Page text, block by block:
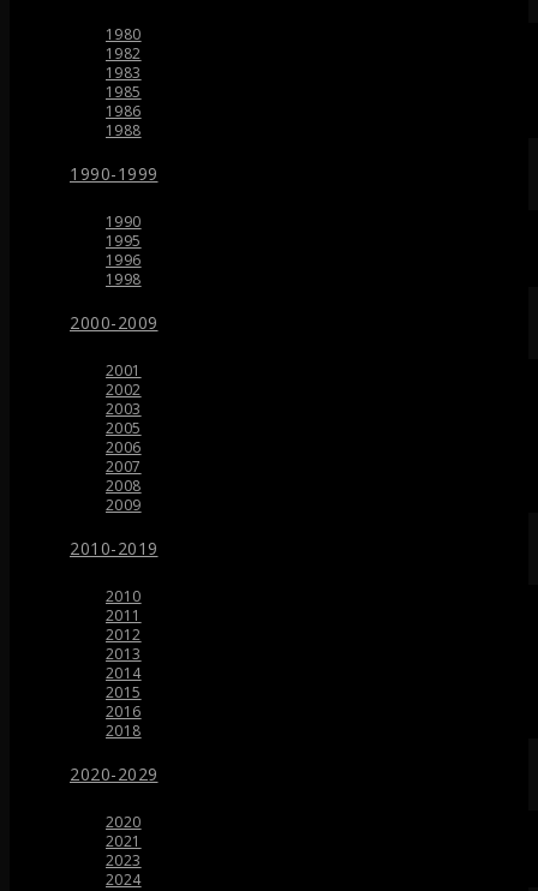
1980
1982
1983
1985
1986
1988
1990-1999
1990
1995
1996
1998
2000-2009
2001
2002
2003
2005
2006
2007
2008
2009
2010-2019
2010
2011
2012
2013
2014
2015
2016
2018
2020-2029
2020
2021
2023
2024